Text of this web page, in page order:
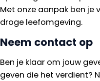
Met onze aanpak ben je
droge leefomgeving.
Neem contact op
Ben je klaar om jouw
geven die het verdient?